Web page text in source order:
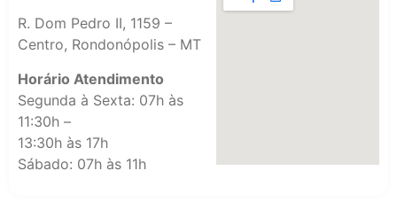
R. Dom Pedro II, 1159 –
Centro, Rondonópolis – MT
Horário Atendimento
Segunda à Sexta: 07h às
11:30h –
13:30h às 17h
Sábado: 07h às 11h